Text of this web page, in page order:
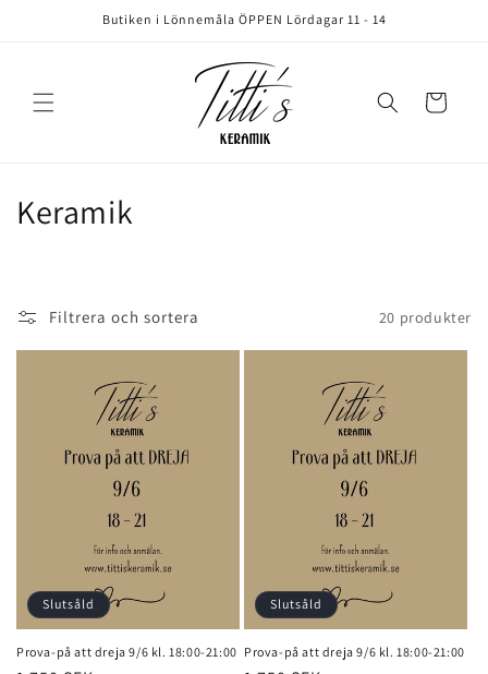
Butiken i Lönnemåla ÖPPEN Lördagar 11 - 14
Varukorg
P
d
i
Keramik
Filtrera och sortera 20 produkter
Slutsåld
Prova-på att dreja 9/6 kl. 18:00-21:00
Slutsåld
Prova-på att dreja 9/6 kl. 18:00-21:00